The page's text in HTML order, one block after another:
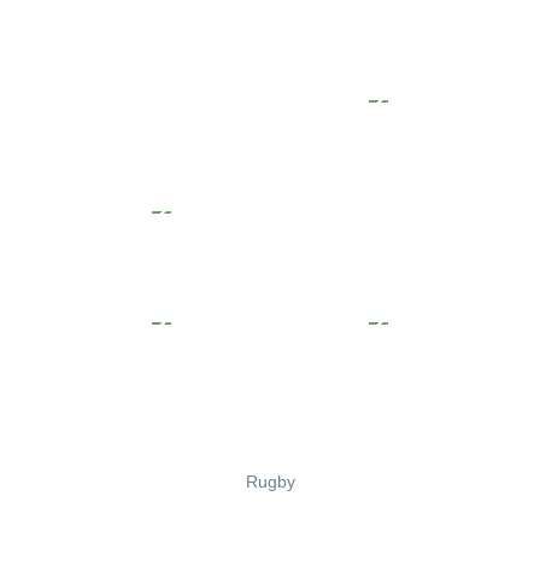
Rugby